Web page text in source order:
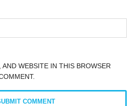
WEBSITE IN THIS BROWSER